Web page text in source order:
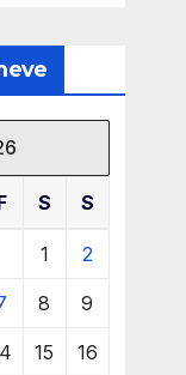
S S
1 2
8 9
15 16